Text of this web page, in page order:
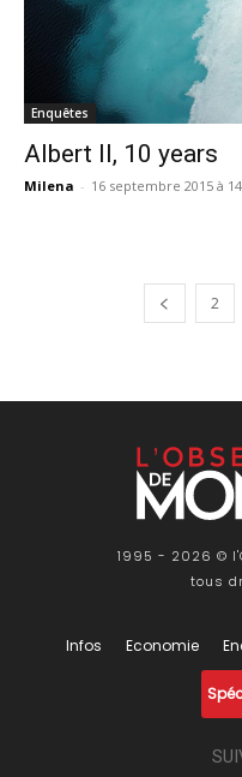
Enquêtes
Albert II, 10 years
Milena - 16 septembre 2015 à
2
1995 - 2026 ©
tous
Infos Economie